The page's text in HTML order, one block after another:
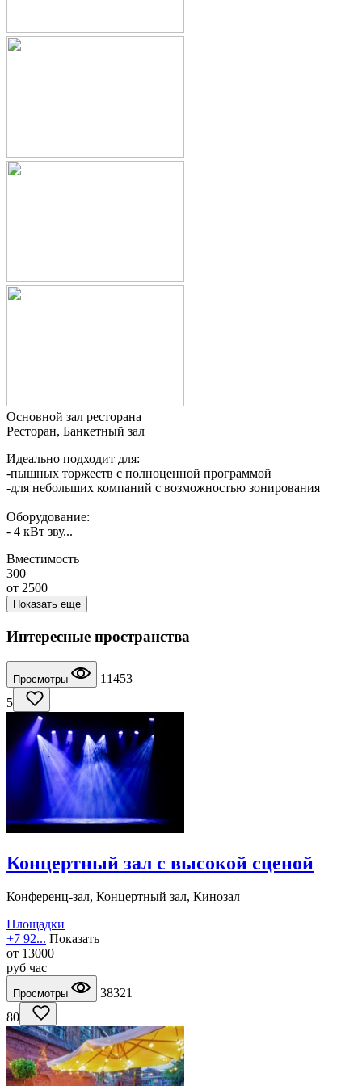
Основной зал ресторана
Ресторан, Банкетный зал
Идеально подходит для:
-пышных торжеств с полноценной программой
-для небольших компаний с возможностью зонирования
Оборудование:
- 4 кВт зву...
Вместимость
300
от 2500
Показать еще
Интересные пространства
Просмотры
11453
5
Концертный зал с высокой сценой
Конференц-зал, Концертный зал, Кинозал
Площадки
+7 92... Показать
от 13000
руб час
Просмотры
38321
80